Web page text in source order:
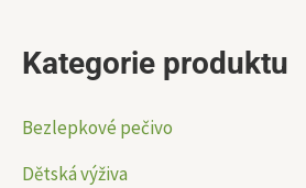
Kategorie produktu
Bezlepkové pečivo
Dětská výživa